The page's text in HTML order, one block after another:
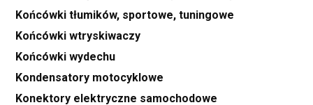
Końcówki tłumików, sportowe, tuningowe
Końcówki wtryskiwaczy
Końcówki wydechu
Kondensatory motocyklowe
Konektory elektryczne samochodowe